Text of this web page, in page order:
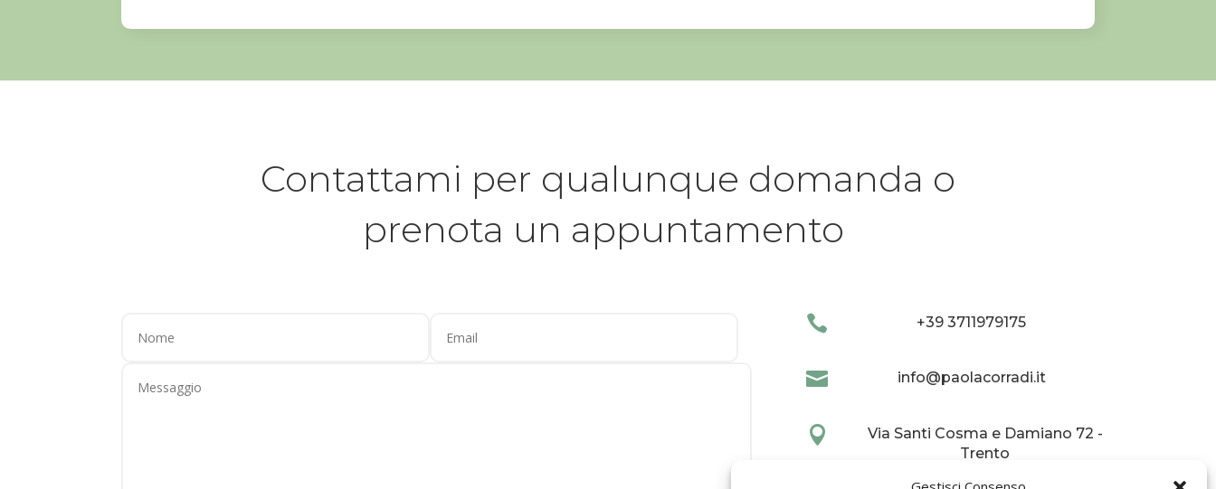
Contattami per qualunque domanda o
prenota un appuntamento
 +39 3711979175
 info@paolacorradi.it

Via Santi Cosma e Damiano 72 -
Trento